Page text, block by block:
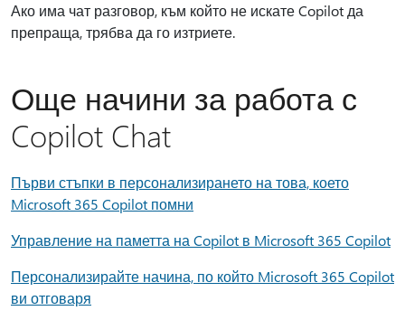
Ако има чат разговор, към който не искате Copilot да
препраща, трябва да го изтриете.
Още начини за работа с
Copilot Chat
Първи стъпки в персонализирането на това, което
Microsoft 365 Copilot помни
Управление на паметта на Copilot в Microsoft 365 Copilot
Персонализирайте начина, по който Microsoft 365 Copilot
ви отговаря